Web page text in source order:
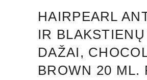
HAIRPEARL
IR BLAKSTIENŲ
DAŽAI,
BROWN 20 ML.